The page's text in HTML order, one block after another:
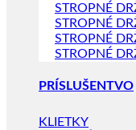
STROPNÉ
STROPNÉ
STROPNÉ
STROPNÉ
PRÍSLUŠENTVO
KLIETKY